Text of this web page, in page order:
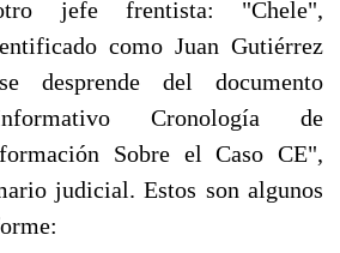
jefe frentista: "Chele",
como Juan Gutiérrez
desprende del documento
Cronología de
Sobre el Caso CE",
judicial. Estos son algunos